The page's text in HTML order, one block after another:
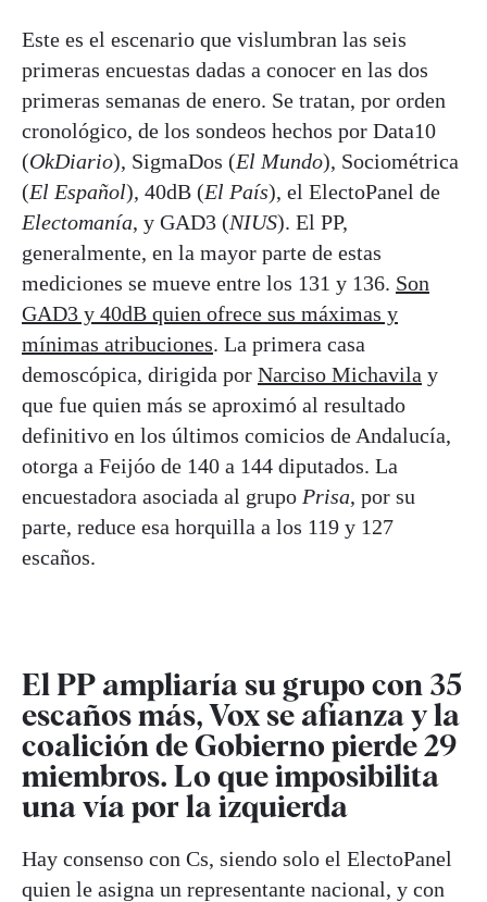
Este es el escenario que vislumbran las seis
primeras encuestas dadas a conocer en las dos
primeras semanas de enero. Se tratan, por orden
cronológico, de los sondeos hechos por Data10
(OkDiario), SigmaDos (El Mundo), Sociométrica
(El Español), 40dB (El País), el ElectoPanel de
Electomanía, y GAD3 (NIUS). El PP,
generalmente, en la mayor parte de estas
mediciones se mueve entre los 131 y 136. Son
GAD3 y 40dB quien ofrece sus máximas y
mínimas atribuciones. La primera casa
demoscópica, dirigida por Narciso Michavila y
que fue quien más se aproximó al resultado
definitivo en los últimos comicios de Andalucía,
otorga a Feijóo de 140 a 144 diputados. La
encuestadora asociada al grupo Prisa, por su
parte, reduce esa horquilla a los 119 y 127
escaños.
El PP ampliaría su grupo con 35
escaños más, Vox se afianza y la
coalición de Gobierno pierde 29
miembros. Lo que imposibilita
una vía por la izquierda
Hay consenso con Cs, siendo solo el ElectoPanel
quien le asigna un representante nacional, y con